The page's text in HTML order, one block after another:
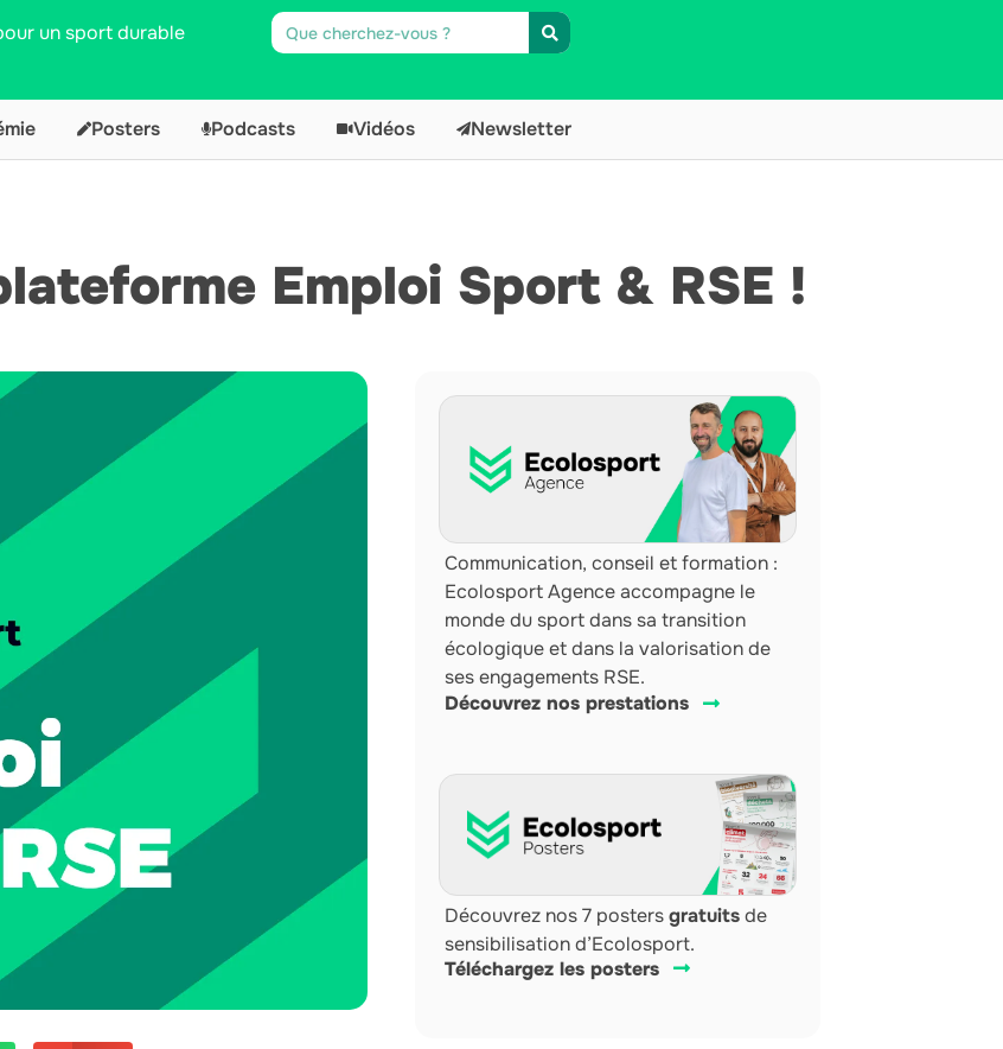
un sport durable
Posters Podcasts Vidéos Newsletter
Emploi Sport & RSE !
Communication, conseil et formation :
Ecolosport Agence accompagne le
monde du sport dans sa transition
écologique et dans la valorisation de
ses engagements RSE.
Découvrez nos prestations
Découvrez nos 7 postersgratuitsde
sensibilisation d’Ecolosport.
Téléchargez les posters